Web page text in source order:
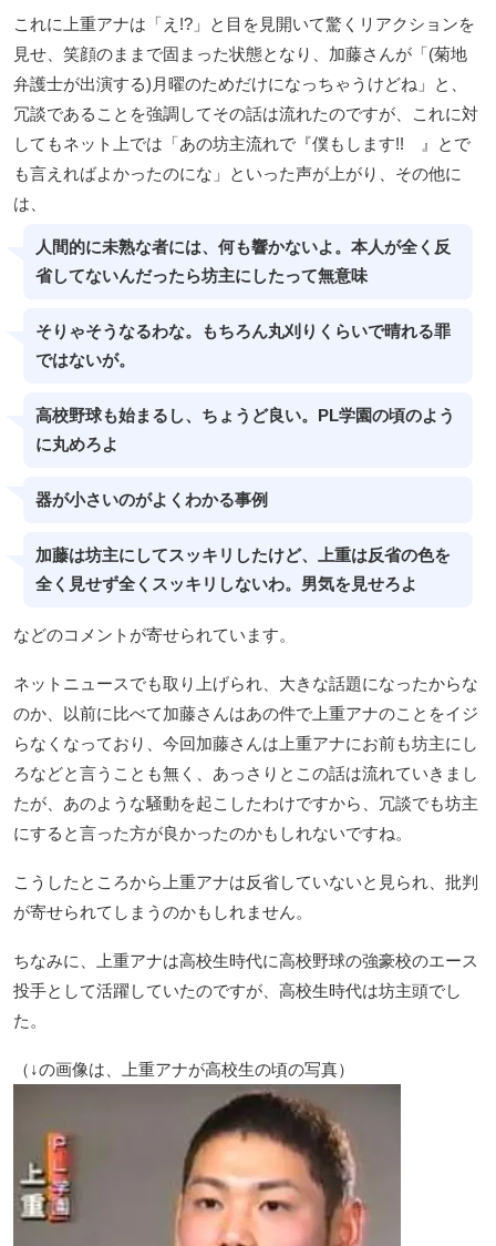
これに上重アナは「え!?」と目を見開いて驚くリアクションを
見せ、笑顔のままで固まった状態となり、加藤さんが「(菊地
弁護士が出演する)月曜のためだけになっちゃうけどね」と、
冗談であることを強調してその話は流れたのですが、これに対
してもネット上では「あの坊主流れで『僕もします!! 』とで
も言えればよかったのにな」といった声が上がり、その他に
は、
人間的に未熟な者には、何も響かないよ。本人が全く反
省してないんだったら坊主にしたって無意味
そりゃそうなるわな。もちろん丸刈りくらいで晴れる罪
ではないが。
高校野球も始まるし、ちょうど良い。PL学園の頃のよう
に丸めろよ
器が小さいのがよくわかる事例
加藤は坊主にしてスッキリしたけど、上重は反省の色を
全く見せず全くスッキリしないわ。男気を見せろよ
などのコメントが寄せられています。
ネットニュースでも取り上げられ、大きな話題になったからな
のか、以前に比べて加藤さんはあの件で上重アナのことをイジ
らなくなっており、今回加藤さんは上重アナにお前も坊主にし
ろなどと言うことも無く、あっさりとこの話は流れていきまし
たが、あのような騒動を起こしたわけですから、冗談でも坊主
にすると言った方が良かったのかもしれないですね。
こうしたところから上重アナは反省していないと見られ、批判
が寄せられてしまうのかもしれません。
ちなみに、上重アナは高校生時代に高校野球の強豪校のエース
投手として活躍していたのですが、高校生時代は坊主頭でし
た。
（↓の画像は、上重アナが高校生の頃の写真）